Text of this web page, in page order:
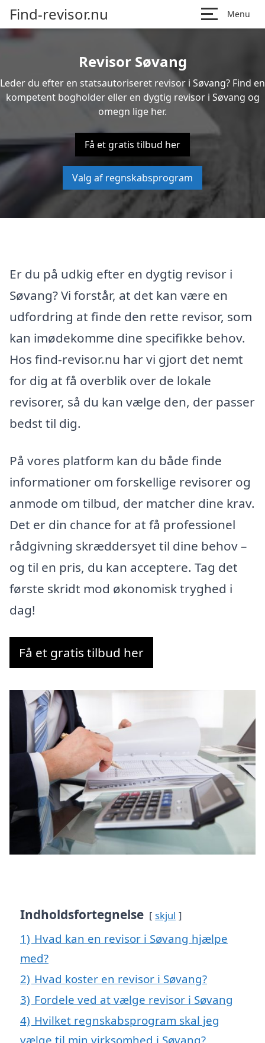
Find-revisor.nu Menu
Revisor Søvang
Leder du efter en statsautoriseret revisor i Søvang? Find en
kompetent bogholder eller en dygtig revisor i Søvang og
omegn lige her.
Få et gratis tilbud her
Valg af regnskabsprogram
Er du på udkig efter en dygtig revisor i
Søvang? Vi forstår, at det kan være en
udfordring at finde den rette revisor, som
kan imødekomme dine specifikke behov.
Hos find-revisor.nu har vi gjort det nemt
for dig at få overblik over de lokale
revisorer, så du kan vælge den, der passer
bedst til dig.
På vores platform kan du både finde
informationer om forskellige revisorer og
anmode om tilbud, der matcher dine krav.
Det er din chance for at få professionel
rådgivning skræddersyet til dine behov –
og til en pris, du kan acceptere. Tag det
første skridt mod økonomisk tryghed i
dag!
Få et gratis tilbud her
Indholdsfortegnelse skjul
1) Hvad kan en revisor i Søvang hjælpe
med?
2) Hvad koster en revisor i Søvang?
3) Fordele ved at vælge revisor i Søvang
4) Hvilket regnskabsprogram skal jeg
vælge til min virksomhed i Søvang?